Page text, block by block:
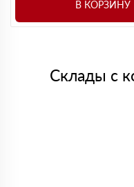
В КОРЗИНУ
Склады с